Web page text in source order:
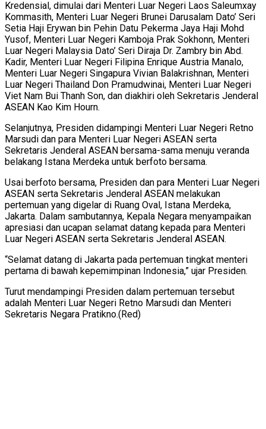
Kredensial, dimulai dari Menteri Luar Negeri Laos Saleumxay
Kommasith, Menteri Luar Negeri Brunei Darusalam Dato’ Seri
Setia Haji Erywan bin Pehin Datu Pekerma Jaya Haji Mohd
Yusof, Menteri Luar Negeri Kamboja Prak Sokhonn, Menteri
Luar Negeri Malaysia Dato’ Seri Diraja Dr. Zambry bin Abd.
Kadir, Menteri Luar Negeri Filipina Enrique Austria Manalo,
Menteri Luar Negeri Singapura Vivian Balakrishnan, Menteri
Luar Negeri Thailand Don Pramudwinai, Menteri Luar Negeri
Viet Nam Bui Thanh Son, dan diakhiri oleh Sekretaris Jenderal
ASEAN Kao Kim Hourn.
Selanjutnya, Presiden didampingi Menteri Luar Negeri Retno
Marsudi dan para Menteri Luar Negeri ASEAN serta
Sekretaris Jenderal ASEAN bersama-sama menuju veranda
belakang Istana Merdeka untuk berfoto bersama.
Usai berfoto bersama, Presiden dan para Menteri Luar Negeri
ASEAN serta Sekretaris Jenderal ASEAN melakukan
pertemuan yang digelar di Ruang Oval, Istana Merdeka,
Jakarta. Dalam sambutannya, Kepala Negara menyampaikan
apresiasi dan ucapan selamat datang kepada para Menteri
Luar Negeri ASEAN serta Sekretaris Jenderal ASEAN.
“Selamat datang di Jakarta pada pertemuan tingkat menteri
pertama di bawah kepemimpinan Indonesia,” ujar Presiden.
Turut mendampingi Presiden dalam pertemuan tersebut
adalah Menteri Luar Negeri Retno Marsudi dan Menteri
Sekretaris Negara Pratikno.(Red)